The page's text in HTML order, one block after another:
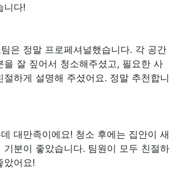
니다!
은 정말 프로페셔널했습니다. 각 공간
을 잘 짚어서 청소해주셨고, 필요한 사
절하게 설명해 주셨어요. 정말 추천합니
대만족이에요! 청소 후에는 집안이 새
기분이 좋았습니다. 팀원이 모두 친절하
았어요!